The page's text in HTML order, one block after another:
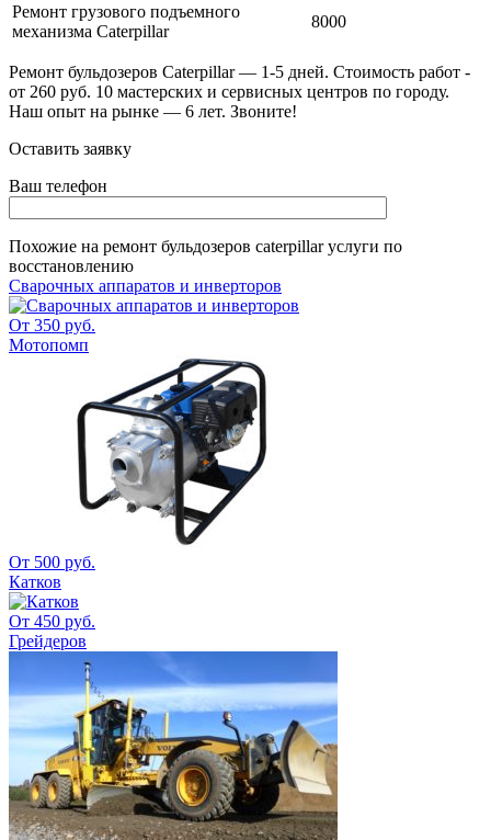
Ремонт грузового подъемного
механизма Caterpillar
8000
Ремонт бульдозеров Caterpillar — 1-5 дней. Стоимость работ -
от 260 руб. 10 мастерских и сервисных центров по городу.
Наш опыт на рынке — 6 лет. Звоните!
Оставить заявку
Ваш телефон
Похожие на ремонт бульдозеров caterpillarуслуги по
восстановлению
Сварочных аппаратов и инверторов
От 350 руб.
Мотопомп
От 500 руб.
Катков
От 450 руб.
Грейдеров